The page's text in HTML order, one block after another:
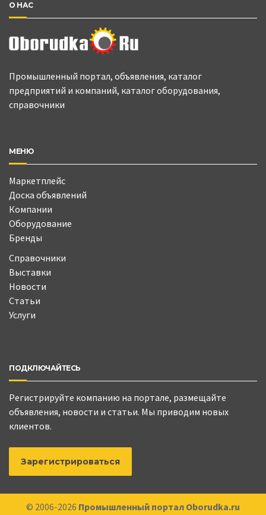
О НАС
Промышленный портал, объявления, каталог
предприятий и компаний, каталог оборудования,
справочники
МЕНЮ
Маркетплейс
Доска объявлений
Компании
Оборудование
Бренды
Справочники
Выставки
Новости
Статьи
Услуги
ПОДКЛЮЧАЙТЕСЬ
Регистрируйте компанию на портале, размещайте
объявления, новости и статьи. Мы приводим новых
клиентов.
Зарегистрироваться
© 2006-2026 Промышленный портал Oborudka.ru